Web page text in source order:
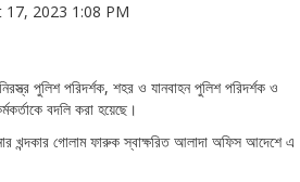
17, 2023 1:08 PM
পুলিশ পরিদর্শক, শহর ও যানবাহন পুলিশ পরিদর্শক ও
বদলি করা হয়েছে।
খন্দকার গোলাম ফারুক স্বাক্ষরিত আলাদা অফিস আদেশে এ